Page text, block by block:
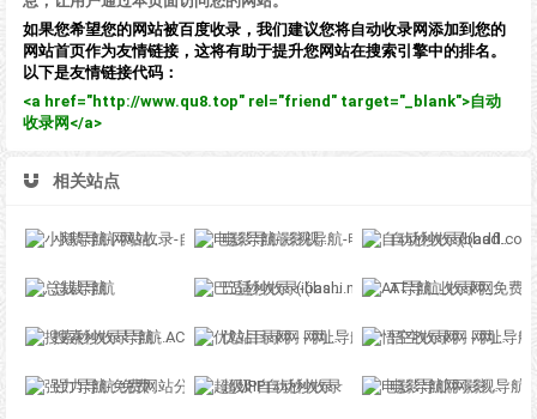
如果您希望您的网站被百度收录，我们建议您将自动收录网添加到您的
网站首页作为友情链接，这将有助于提升您网站在搜索引擎中的排名。
以下是友情链接代码：
<a href="http://www.qu8.top" rel="friend" target="_blank">自动
收录网</a>
相关站点
小鹅导航-网站收录-自动收录网-网址收录-自动秒收录 电影导航-影视导航-电影站收录-自动收录网-网站收录 自动秒收录(badfl.com) - 全自动秒收录网
总裁导航 巴适秒收录-(ibashi.net) - 巴适导航分类网站目录 - 自助网址提交自动收录 AT导航_收录网_免费收录网站_自动收录网_秒收录
搜索秒收录导航 - ACG萌次元丨ACG导航网丨二次元导航丨资源网导航丨福利网址导航 - SS秒收录导航网 优站目录网 - 网址导航分类网站目录 - 自助网址提交自动收录 悟空收录网 - 网址导航大全 | 网站免费收录 | 软文外链发布平台
强力导航-免费网站分类导航，提交收录，秒收录 超级IP自动秒收录 电影导航网-影视导航-电影搜索-影视搜索-电影站收录